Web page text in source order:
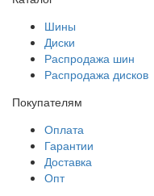
Шины
Диски
Распродажа шин
Распродажа дисков
Покупателям
Оплата
Гарантии
Доставка
Опт